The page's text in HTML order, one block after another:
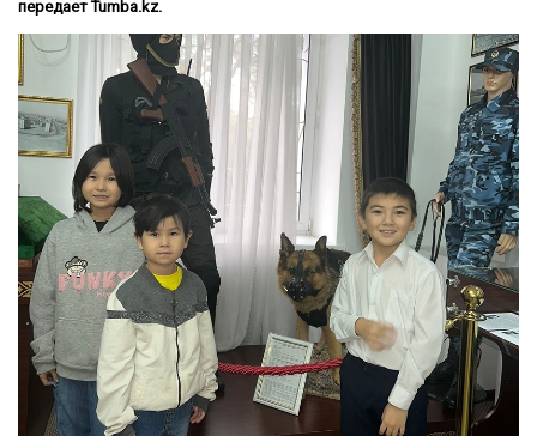
передает Tumba.kz.